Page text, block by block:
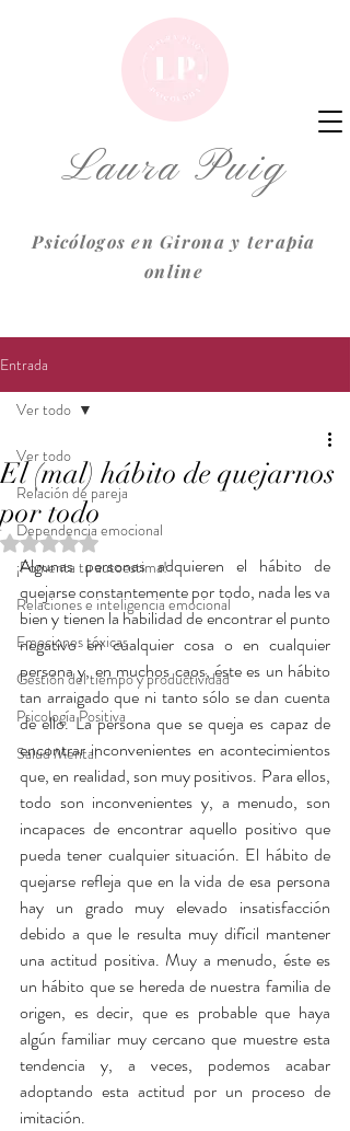
Laura Puig
Psicólogos en Girona y terapia
online
Entrada
Ver todo
Relación de pareja
Dependencia emocional
¡Fomenta tu autoestima!
Relaciones e inteligencia emocional
Emociones tóxicas
Gestión del tiempo y productividad
Psicología Positiva
Salud Mental
Ver todo
El (mal) hábito de quejarnos
por todo
Obtuvo NaN de 5 estrellas.
Algunas personas adquieren el hábito de
quejarse constantemente por todo, nada les va
bien y tienen la habilidad de encontrar el punto
negativo en cualquier cosa o en cualquier
persona y, en muchos caos, éste es un hábito
tan arraigado que ni tanto sólo se dan cuenta
de ello. La persona que se queja es capaz de
encontrar inconvenientes en acontecimientos
que, en realidad, son muy positivos. Para ellos,
todo son inconvenientes y, a menudo, son
incapaces de encontrar aquello positivo que
pueda tener cualquier situación. El hábito de
quejarse refleja que en la vida de esa persona
hay un grado muy elevado insatisfacción
debido a que le resulta muy difícil mantener
una actitud positiva. Muy a menudo, éste es
un hábito que se hereda de nuestra familia de
origen, es decir, que es probable que haya
algún familiar muy cercano que muestre esta
tendencia y, a veces, podemos acabar
adoptando esta actitud por un proceso de
imitación.